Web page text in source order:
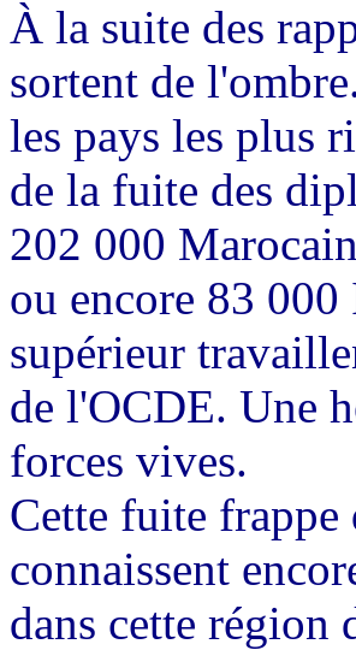
À la suite des
sortent de
les pays les plus
de la fuite des
202 000
ou encore 83
supérieur
de l'OCDE. Une
forces vives.
Cette fuite
connaissent
dans cette région